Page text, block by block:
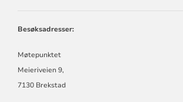
Besøksadresser:
Møtepunktet
Meieriveien 9,
7130 Brekstad